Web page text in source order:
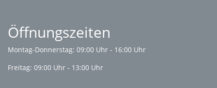
Öffnungszeiten
Montag-Donnerstag: 09:00 Uhr - 16:00 Uhr
Freitag: 09:00 Uhr - 13:00 Uhr